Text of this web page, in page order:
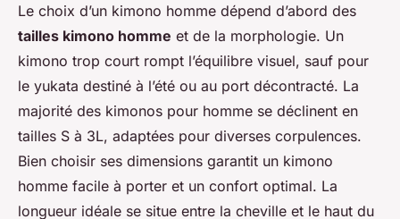
Le choix d’un kimono homme dépend d’abord des
tailles kimono homme et de la morphologie. Un
kimono trop court rompt l’équilibre visuel, sauf pour
le yukata destiné à l’été ou au port décontracté. La
majorité des kimonos pour homme se déclinent en
tailles S à 3L, adaptées pour diverses corpulences.
Bien choisir ses dimensions garantit un kimono
homme facile à porter et un confort optimal. La
longueur idéale se situe entre la cheville et le haut du